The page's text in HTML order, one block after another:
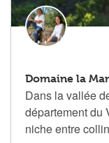
Domaine la
Dans la vallée
département du
niche entre